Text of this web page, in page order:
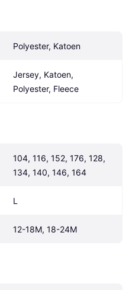
Polyester, Katoen
Jersey, Katoen,
Polyester, Fleece
104, 116, 152, 176, 128,
134, 140, 146, 164
L
12-18M, 18-24M